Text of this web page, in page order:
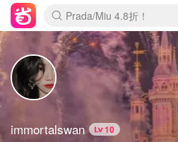
麦卢卡蜂蜜夏促！个位数！
Prada/Miu 4.8折！
啥？必胜客披萨5折！
immortalswan 10